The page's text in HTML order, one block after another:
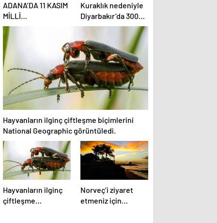
ADANA’DA 11 KASIM
MİLLİ
AĞAÇLANDIRMA
GÜNÜ’NDE
FİDANLAR
TOPRAKLA
BULUŞTU
Kuraklık nedeniyle
Diyarbakır’da 300
kuş türü tehdit
Hayvanların ilginç çiftleşme biçimlerini
National Geographic görüntüledi.
Hayvanların ilginç
çiftleşme
Norveç’i ziyaret
etmeniz için